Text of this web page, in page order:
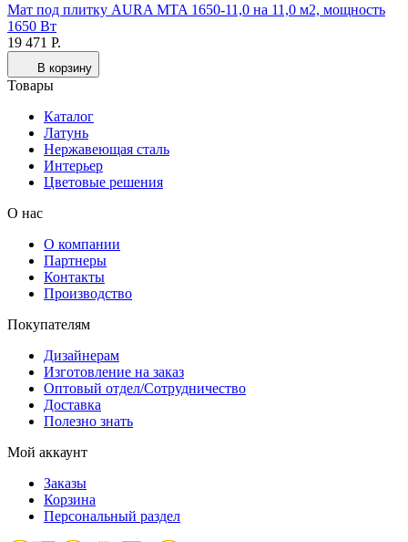
Мат под плитку AURA MTA 1650-11,0 на 11,0 м2, мощность
1650 Вт
19 471 Р.
В корзину
Товары
Каталог
Латунь
Нержавеющая сталь
Интерьер
Цветовые решения
О нас
О компании
Партнеры
Контакты
Производство
Покупателям
Дизайнерам
Изготовление на заказ
Оптовый отдел/Сотрудничество
Доставка
Полезно знать
Мой аккаунт
Заказы
Корзина
Персональный раздел